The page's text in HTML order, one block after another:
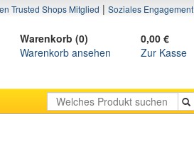
Trusted Shops Mitglied | Soziales Engagement
Warenkorb (0)
0,00 €
Warenkorb ansehen
Zur Kasse